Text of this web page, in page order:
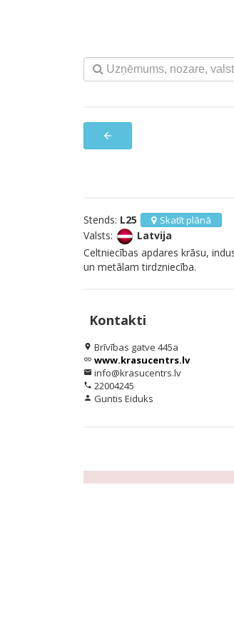
arrow_back
Stends: L25 Skatīt plānā
Valsts:
Latvija
Celtniecības apdares krāsu,
un metālam tirdzniecība.
Kontakti
location_on Brīvības gatve 445a
link www.krasucentrs.lv
email info@krasucentrs.lv
phone 22004245
person Guntis Eiduks